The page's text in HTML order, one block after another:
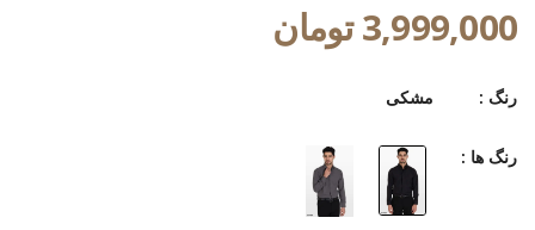
3,999,000 تومان
رنگ : مشکی
رنگ ها :